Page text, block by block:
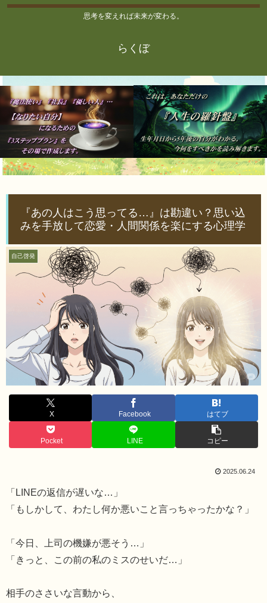
思考を変えれば未来が変わる。
らくぼ
『あの人はこう思ってる…』は勘違い？思い込
みを手放して恋愛・人間関係を楽にする心理学
自己啓発
X Facebook はてブ
Pocket LINE コピー
2025.06.24
「LINEの返信が遅いな…」
「もしかして、わたし何か悪いこと言っちゃったかな？」
「今日、上司の機嫌が悪そう…」
「きっと、この前の私のミスのせいだ…」
相手のささいな言動から、